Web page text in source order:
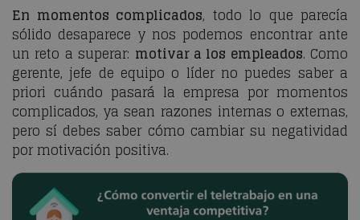
En momentos complicados, todo lo que parecía
sólido desaparece y nos podemos encontrar ante
un reto a superar: motivar a los empleados. Como
gerente, jefe de equipo o líder no puedes saber a
priori cuándo pasará la empresa por momentos
complicados, ya sean razones internas o externas,
pero sí debes saber cómo cambiar su negatividad
por motivación positiva.